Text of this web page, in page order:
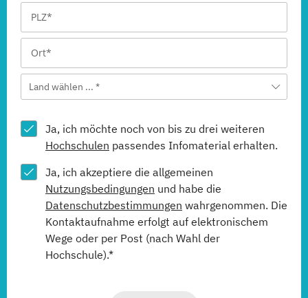
Land wählen ... *
Ja, ich möchte noch von bis zu drei weiteren
Hochschulen passendes Infomaterial erhalten.
Ja, ich akzeptiere die allgemeinen
Nutzungsbedingungen und habe die
Datenschutzbestimmungen wahrgenommen. Die
Kontaktaufnahme erfolgt auf elektronischem
Wege oder per Post (nach Wahl der
Hochschule).*